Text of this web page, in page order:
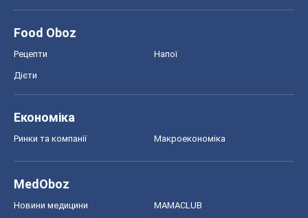
Food Oboz
Рецепти Напої
Дієти
Економіка
Ринки та компанії Макроекономіка
MedOboz
Новини медицини MAMACLUB